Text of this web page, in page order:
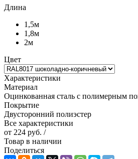
Длина
1,5м
1,8м
2м
Цвет
Характеристики
Материал
Оцинкованная сталь с полимерным
Покрытие
Двусторонний полиэстер
Все характеристики
от 224 руб. /
Товар в наличии
Поделиться